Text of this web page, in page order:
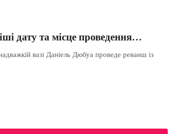
дату та місце проведення…
вазі Даніель Дюбуа проведе реванш із